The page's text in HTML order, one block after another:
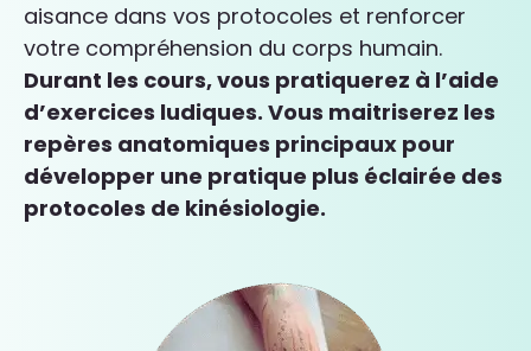
aisance dans vos protocoles et renforcer
votre compréhension du corps humain.
Durant les cours, vous pratiquerez à l’aide
d’exercices ludiques. Vous maitriserez les
repères anatomiques principaux pour
développer une pratique plus éclairée des
protocoles de kinésiologie.